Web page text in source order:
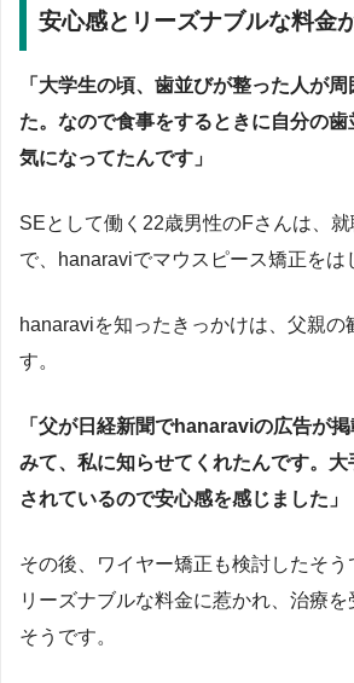
安心感とリーズナブルな料金
「大学生の頃、歯並びが整った人が
た。なので食事をするときに自分の
気になってたんです」
SEとして働く22歳男性のFさんは、
で、hanaraviでマウスピース矯正をは
hanaraviを知ったきっかけは、父親の
す。
「父が日経新聞でhanaraviの広告が
みて、私に知らせてくれたんです。
されているので安心感を感じました」
その後、ワイヤー矯正も検討したそ
リーズナブルな料金に惹かれ、治療
そうです。